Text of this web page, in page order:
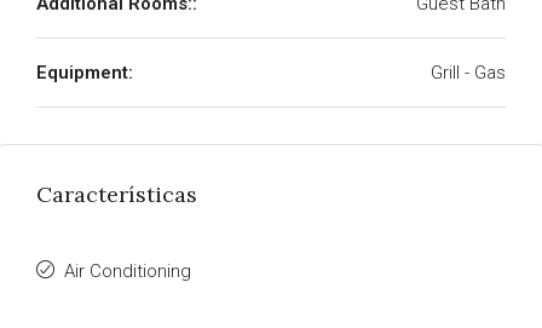
Equipment: Grill - Gas
Características
Air Conditioning